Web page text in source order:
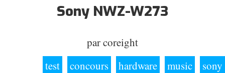
Sony NWZ-W273
parcoreight
test
concours hardware music sony